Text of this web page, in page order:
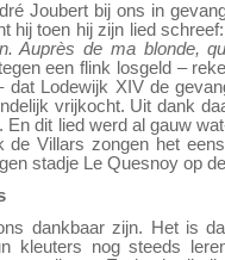
Joubert bij ons in
hij toen hij zijn lied
Auprès de ma blonde,
een flink losgeld –
dat Lodewijk XIV de
vrijkocht. Uit dank
En dit lied werd al gauw
de Villars zongen het
stadje Le Quesnoy op
dankbaar zijn. Het is
kleuters nog steeds